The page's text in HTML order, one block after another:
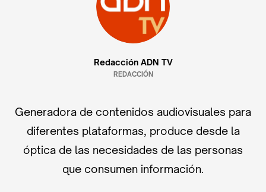
Redacción ADN TV
REDACCIÓN
Generadora de contenidos audiovisuales para
diferentes plataformas, produce desde la
óptica de las necesidades de las personas
que consumen información.